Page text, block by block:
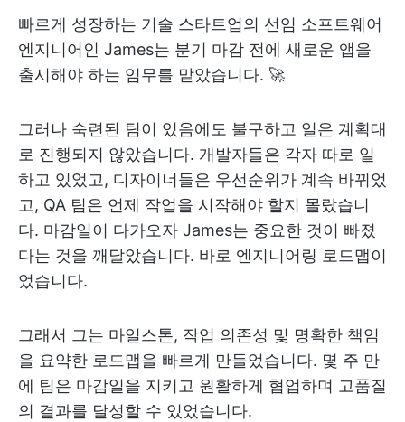
빠르게 성장하는 기술 스타트업의 선임 소프트웨어
엔지니어인 James는 분기 마감 전에 새로운 앱을
출시해야 하는 임무를 맡았습니다. 🚀
그러나 숙련된 팀이 있음에도 불구하고 일은 계획대
로 진행되지 않았습니다. 개발자들은 각자 따로 일
하고 있었고, 디자이너들은 우선순위가 계속 바뀌었
고, QA 팀은 언제 작업을 시작해야 할지 몰랐습니
다. 마감일이 다가오자 James는 중요한 것이 빠졌
다는 것을 깨달았습니다. 바로 엔지니어링 로드맵이
었습니다.
그래서 그는 마일스톤, 작업 의존성 및 명확한 책임
을 요약한 로드맵을 빠르게 만들었습니다. 몇 주 만
에 팀은 마감일을 지키고 원활하게 협업하며 고품질
의 결과를 달성할 수 있었습니다.